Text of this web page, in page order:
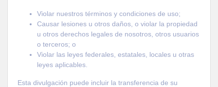
Violar nuestros términos y condiciones de uso;
Causar lesiones u otros daños, o violar la propiedad
u otros derechos legales de nosotros, otros usuarios
o terceros; o
Violar las leyes federales, estatales, locales u otras
leyes aplicables.
Esta divulgación puede incluir la transferencia de su